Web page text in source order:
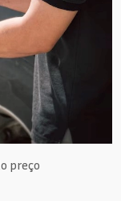
preço